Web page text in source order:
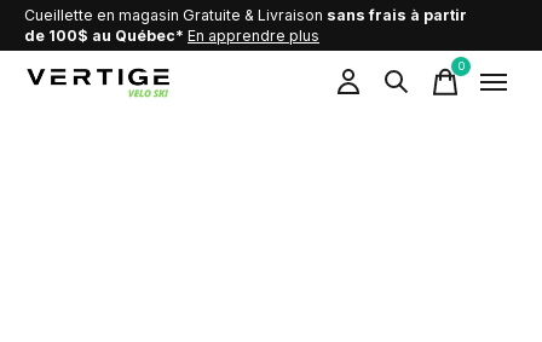
Cueillette en magasin Gratuite & Livraison sans frais à partir
de 100$ au Québec* En apprendre plus
0items